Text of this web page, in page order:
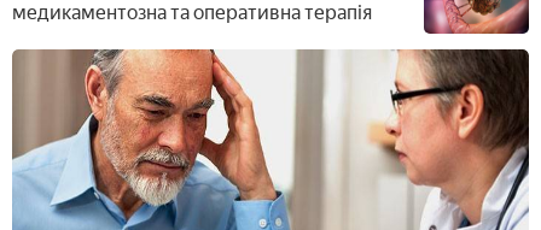
медикаментозна та оперативна терапія